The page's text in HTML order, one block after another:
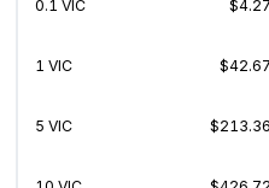
0.1 VIC
1 VIC
5 VIC